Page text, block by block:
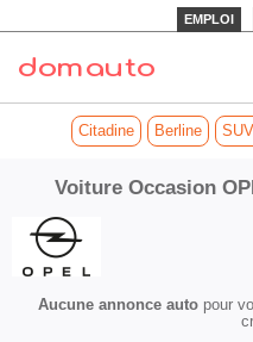
EMPLOI
Citadine Berline
Voiture Occasion
Aucune annonce autopour